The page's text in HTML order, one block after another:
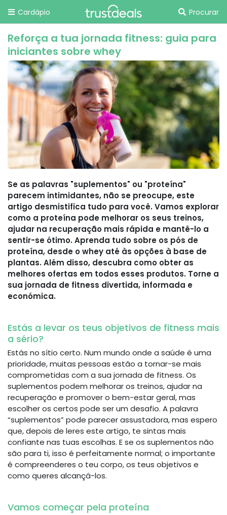
Cardápio Procurar
Reforça a tua jornada fitness: guia para
iniciantes sobre whey
Se as palavras "suplementos" ou "proteína"
parecem intimidantes, não se preocupe, este
artigo desmistifica tudo para você. Vamos explorar
como a proteína pode melhorar os seus treinos,
ajudar na recuperação mais rápida e mantê-lo a
sentir-se ótimo. Aprenda tudo sobre os pós de
proteína, desde o whey até às opções à base de
plantas. Além disso, descubra como obter as
melhores ofertas em todos esses produtos. Torne a
sua jornada de fitness divertida, informada e
económica.
Estás a levar os teus objetivos de fitness mais
a sério?
Estás no sítio certo. Num mundo onde a saúde é uma
prioridade, muitas pessoas estão a tornar-se mais
comprometidas com a sua jornada de fitness. Os
suplementos podem melhorar os treinos, ajudar na
recuperação e promover o bem-estar geral, mas
escolher os certos pode ser um desafio. A palavra
“suplementos” pode parecer assustadora, mas espero
que, depois de leres este artigo, te sintas mais
confiante nas tuas escolhas. E se os suplementos não
são para ti, isso é perfeitamente normal; o importante
é compreenderes o teu corpo, os teus objetivos e
como queres alcançá-los.
Vamos começar pela proteína